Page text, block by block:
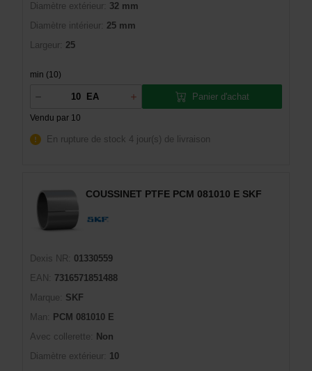
Diamètre extérieur: 32 mm
Diamètre intérieur: 25 mm
Largeur: 25
min (10)
EA
Vendu par 10
Panier d'achat
En rupture de stock 4 jour(s) de livraison
COUSSINET PTFE PCM 081010 E SKF
Dexis NR:
01330559
EAN:
7316571851488
Marque:
SKF
Man:
PCM 081010 E
Avec collerette:
Non
Diamètre extérieur: 10